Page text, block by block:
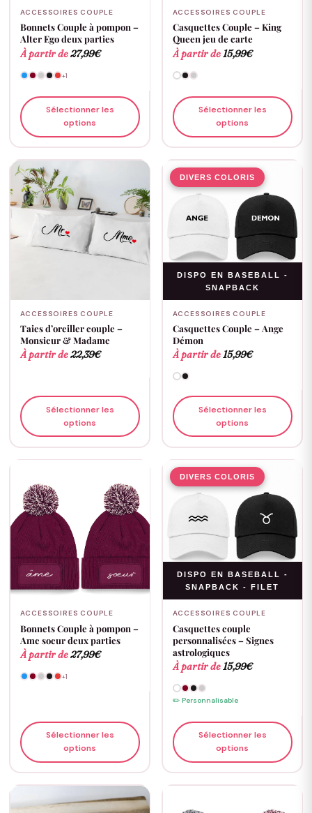
ACCESSOIRES COUPLE
Bonnets Couple à pompon –
Alter Ego deux parties
À partir de27,99€
+1
Sélectionner les
options
ACCESSOIRES COUPLE
Casquettes Couple – King
Queen jeu de carte
À partir de15,99€
Sélectionner les
options
ACCESSOIRES COUPLE
Taies d’oreiller couple –
Monsieur & Madame
À partir de22,39€
Sélectionner les
options
DISPO EN BASEBALL -
SNAPBACK
DIVERS COLORIS
ACCESSOIRES COUPLE
Casquettes Couple – Ange
Démon
À partir de15,99€
Sélectionner les
options
ACCESSOIRES COUPLE
Bonnets Couple à pompon –
Ame soeur deux parties
À partir de27,99€
+1
Sélectionner les
options
DISPO EN BASEBALL -
SNAPBACK - FILET
DIVERS COLORIS
ACCESSOIRES COUPLE
Casquettes couple
personnalisées – Signes
astrologiques
À partir de15,99€
✏️ Personnalisable
Sélectionner les
options